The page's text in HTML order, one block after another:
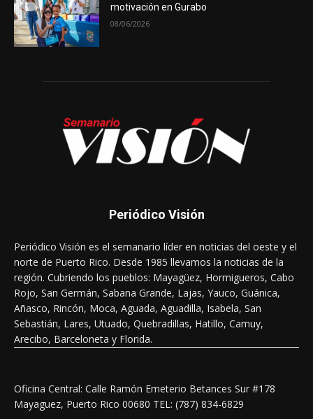
motivación en Gurabo
08/06/2026
Periódico Visión
Periódico Visión es el semanario líder en noticias del oeste y el
norte de Puerto Rico. Desde 1985 llevamos la noticias de la
región. Cubriendo los pueblos: Mayagüez, Hormigueros, Cabo
Rojo, San Germán, Sabana Grande, Lajas, Yauco, Guánica,
Añasco, Rincón, Moca, Aguada, Aguadilla, Isabela, San
Sebastián, Lares, Utuado, Quebradillas, Hatillo, Camuy,
Arecibo, Barceloneta y Florida.
Oficina Central: Calle Ramón Emeterio Betances Sur #178
Mayaguez, Puerto Rico 00680 TEL: (787) 834-6829